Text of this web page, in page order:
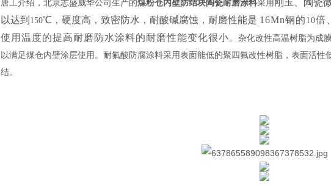
唐工介绍，北京志盛威华公司生产的煤粉仓内壁防结块陶瓷耐磨涂料采用 刚玉、陶瓷
以达到 150℃，硬度高，致密防水，耐酸碱腐蚀，耐磨性能是 16Mn钢的 10倍、
使用温度的提高耐磨防水涂料的耐磨性能变化很小。 杂化改性高温树脂为成
以满足煤仓内壁涂层使用。耐氟酸防腐涂料采用表面能低的聚四氟改性树脂，表面活
结。